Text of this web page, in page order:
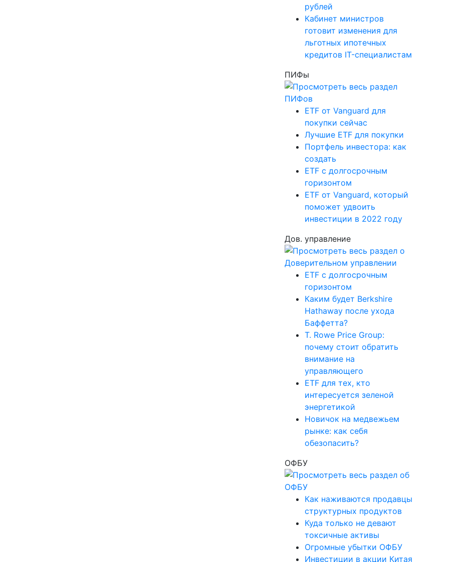
рублей
Кабинет министров
готовит изменения для
льготных ипотечных
кредитов IT-специалистам
ПИФы
ETF от Vanguard для
покупки сейчас
Лучшие ETF для покупки
Портфель инвестора: как
создать
ETF с долгосрочным
горизонтом
ETF от Vanguard, который
поможет удвоить
инвестиции в 2022 году
Дов. управление
ETF с долгосрочным
горизонтом
Каким будет Berkshire
Hathaway после ухода
Баффетта?
T. Rowe Price Group:
почему стоит обратить
внимание на
управляющего
ETF для тех, кто
интересуется зеленой
энергетикой
Новичок на медвежьем
рынке: как себя
обезопасить?
ОФБУ
Как наживаются продавцы
структурных продуктов
Куда только не девают
токсичные активы
Огромные убытки ОФБУ
Инвестиции в акции Китая